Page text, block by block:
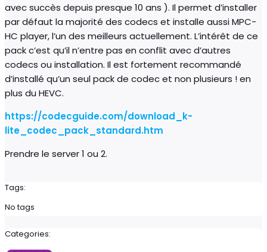
avec succès depuis presque 10 ans ). Il permet d’installer
par défaut la majorité des codecs et installe aussi MPC-
HC player, l’un des meilleurs actuellement. L’intérêt de ce
pack c’est qu’il n’entre pas en conflit avec d’autres
codecs ou installation. Il est fortement recommandé
d’installé qu’un seul pack de codec et non plusieurs ! en
plus du HEVC.
https://codecguide.com/download_k-
lite_codec_pack_standard.htm
Prendre le server 1 ou 2.
Tags:
No tags
Categories: